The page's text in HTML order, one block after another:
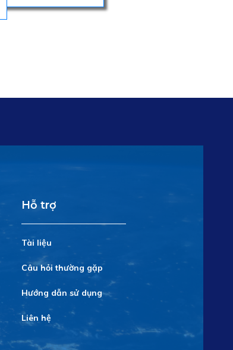
Hỗ trợ
Tài liệu
Câu hỏi thường gặp
Hướng dẫn sử dụng
Liên hệ